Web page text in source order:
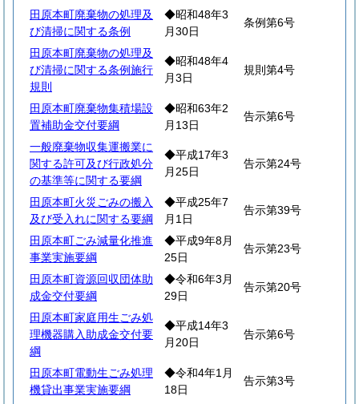
田原本町廃棄物の処理及
び清掃に関する条例
◆昭和48年3
月30日
条例第6号
田原本町廃棄物の処理及
び清掃に関する条例施行
規則
◆昭和48年4
月3日
規則第4号
田原本町廃棄物集積場設
置補助金交付要綱
◆昭和63年2
月13日
告示第6号
一般廃棄物収集運搬業に
関する許可及び行政処分
の基準等に関する要綱
◆平成17年3
月25日
告示第24号
田原本町火災ごみの搬入
及び受入れに関する要綱
◆平成25年7
月1日
告示第39号
田原本町ごみ減量化推進
事業実施要綱
◆平成9年8月
25日
告示第23号
田原本町資源回収団体助
成金交付要綱
◆令和6年3月
29日
告示第20号
田原本町家庭用生ごみ処
理機器購入助成金交付要
綱
◆平成14年3
月20日
告示第6号
田原本町電動生ごみ処理
機貸出事業実施要綱
◆令和4年1月
18日
告示第3号